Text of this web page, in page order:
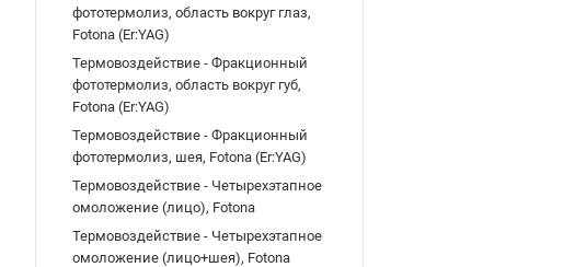
фототермолиз, область вокруг глаз,
Fotona (Er:YAG)
Термовоздействие - Фракционный
фототермолиз, область вокруг губ,
Fotona (Er:YAG)
Термовоздействие - Фракционный
фототермолиз, шея, Fotona (Er:YAG)
Термовоздействие - Четырехэтапное
омоложение (лицо), Fotona
Термовоздействие - Четырехэтапное
омоложение (лицо+шея), Fotona